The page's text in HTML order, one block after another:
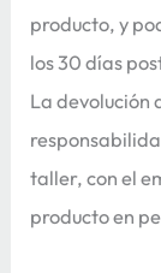
producto, y
los 30 días
La devolución
taller, con el
producto en